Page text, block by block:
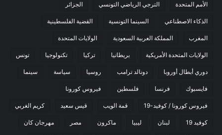
الأمم المتحدة الترجي الرياضي التونسي الجزائر
الذكاء الاصطناعي السينما التونسية القضية الفلسطينية
المغرب المملكة العربية السعودية الولايات المتحدة
الولايات المتحدة الأمريكية بريطانيا تركيا تكنولوجيا تونس
دوري أبطال أوروبا دونالد ترامب روسيا سياسة سينما
فايسبوك فرنسا فلسطين فيروس كورونا
فيروس كورونا / كوفيد-19 قمة الويب قيس سعيد كريم الغربي
كوفيد 19 لبنان ليبيا ماكرون مصر مهرجان كان